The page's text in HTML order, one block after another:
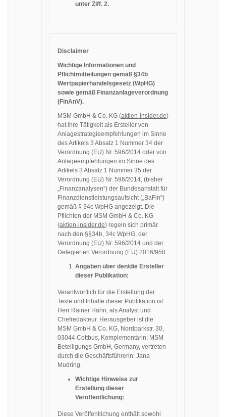
unter Ziff. 2.
Disclaimer
Wichtige Informationen und
Pflichtmitteilungen gemäß §34b
Wertpapierhandelsgesetz (WpHG)
sowie gemäß Finanzanlageverordnung
(FinAnV).
MSM GmbH & Co. KG (aktien-insider.de)
hat ihre Tätigkeit als Ersteller von
Anlagestrategieempfehlungen im Sinne
des Artikels 3 Absatz 1 Nummer 34 der
Verordnung (EU) Nr. 596/2014 oder von
Anlageempfehlungen im Sinne des
Artikels 3 Absatz 1 Nummer 35 der
Verordnung (EU) Nr. 596/2014, (bisher
„Finanzanalysen“) der Bundesanstalt für
Finanzdienstleistungsaufsicht („BaFin“)
gemäß § 34c WpHG angezeigt. Die
Pflichten der MSM GmbH & Co. KG
(aktien-insider.de) regeln sich primär
nach den §§34b, 34c WpHG, der
Verordnung (EU) Nr. 596/2014 und der
Delegierten Verordnung (EU) 2016/958.
Angaben über den/die Ersteller
dieser Publikation:
Verantwortlich für die Erstellung der
Texte und Inhalte dieser Publikation ist
Herr Rainer Hahn, als Analyst und
Chefredakteur. Herausgeber ist die
MSM GmbH & Co. KG, Nordparkstr. 30,
03044 Cottbus, Komplementärin: MSM
Beteiligungs GmbH, Germany, vertreten
durch die Geschäftsführerin: Jana
Mudring.
Wichtige Hinweise zur
Erstellung dieser
Veröffentlichung:
Diese Veröffentlichung enthält sowohl